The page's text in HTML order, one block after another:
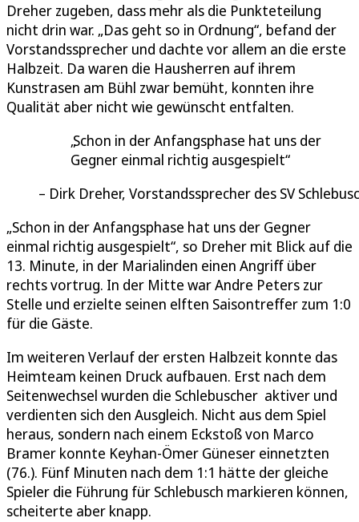
Dreher zugeben, dass mehr als die Punkteteilung
nicht drin war. „Das geht so in Ordnung“, befand der
Vorstandssprecher und dachte vor allem an die erste
Halbzeit. Da waren die Hausherren auf ihrem
Kunstrasen am Bühl zwar bemüht, konnten ihre
Qualität aber nicht wie gewünscht entfalten.
Schon in der Anfangsphase hat uns der
Gegner einmal richtig ausgespielt
Dirk Dreher, Vorstandssprecher des SV
„Schon in der Anfangsphase hat uns der Gegner
einmal richtig ausgespielt“, so Dreher mit Blick auf die
13. Minute, in der Marialinden einen Angriff über
rechts vortrug. In der Mitte war Andre Peters zur
Stelle und erzielte seinen elften Saisontreffer zum 1:0
für die Gäste.
Im weiteren Verlauf der ersten Halbzeit konnte das
Heimteam keinen Druck aufbauen. Erst nach dem
Seitenwechsel wurden die Schlebuscher aktiver und
verdienten sich den Ausgleich. Nicht aus dem Spiel
heraus, sondern nach einem Eckstoß von Marco
Bramer konnte Keyhan-Ömer Güneser einnetzten
(76.). Fünf Minuten nach dem 1:1 hätte der gleiche
Spieler die Führung für Schlebusch markieren können,
scheiterte aber knapp.